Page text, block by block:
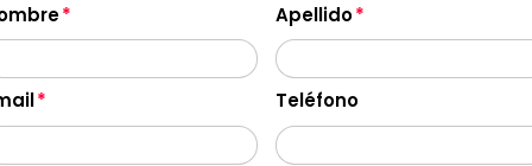
Apellido
Teléfono